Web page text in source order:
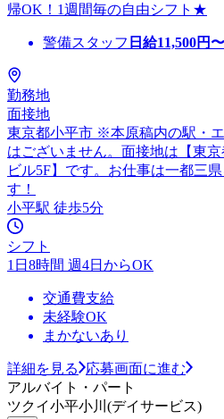
帰OK！1週間毎の自由シフト★
警備スタッフ 日給11,500円〜
勤務地
面接地
東京都小平市 ※本原稿内の駅・
はございません。面接地は【東
ビル5F】です。お仕事は一都三
す！
小平駅 徒歩5分
シフト
1日8時間 週4日からOK
交通費支給
未経験OK
まかないあり
詳細を見る
応募画面に進む
アルバイト・パート
ツクイ小平小川(デイサービス)